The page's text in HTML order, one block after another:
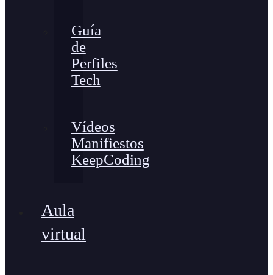
Guía
de
Perfiles
Tech
Vídeos
Manifiestos
KeepCoding
Aula
virtual